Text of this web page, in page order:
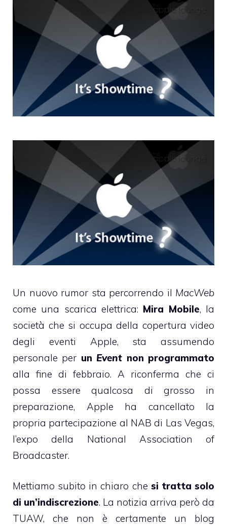
Un nuovo rumor sta percorrendo il MacWeb
come una scarica elettrica: Mira Mobile, la
società che si occupa della copertura video
degli eventi Apple, sta assumendo
personale per un Event non programmato
alla fine di febbraio. A riconferma che ci
possa essere qualcosa di grosso in
preparazione, Apple ha cancellato la
propria partecipazione al NAB di Las Vegas,
l’expo della National Association of
Broadcaster.
Mettiamo subito in chiaro che si tratta solo
di un’indiscrezione. La notizia arriva però da
TUAW, che non è certamente un blog